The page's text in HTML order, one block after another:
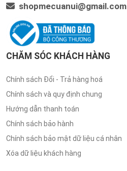
shopmecuanui@gmail.com
CHĂM SÓC KHÁCH HÀNG
Chính sách Đổi - Trả hàng hoá
Chính sách và quy định chung
Hướng dẫn thanh toán
Chính sách bảo hành
Chính sách bảo mật dữ liệu cá nhân
Xóa dữ liệu khách hàng